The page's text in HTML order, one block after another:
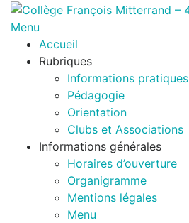
Aller
au
contenu
Menu
Accueil
Rubriques
Informations pratiques
Pédagogie
Orientation
Clubs et Associations
Informations générales
Horaires d’ouverture
Organigramme
Mentions légales
Menu